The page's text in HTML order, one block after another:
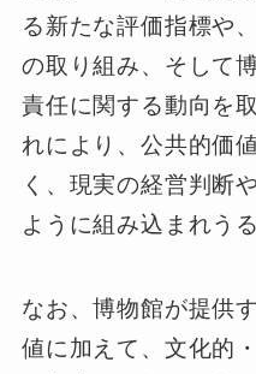
る新たな評価指標や
の取り組み、そして
責任に関する動向を
れにより、公共的価
く、現実の経営判断
ように組み込まれう
なお、博物館が提供
値に加えて、文化的